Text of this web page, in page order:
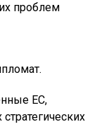
проблем
ЕС,